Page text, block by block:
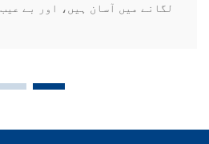
لگانے میں آسان ہیں، اور بے